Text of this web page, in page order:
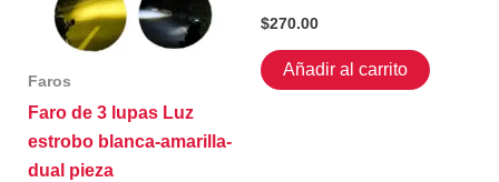
Faros
Faro de 3 lupas Luz
estrobo blanca-amarilla-
dual pieza
$270.00
Añadir al carrito